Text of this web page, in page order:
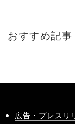
おすすめ記事
広告・プレスリ